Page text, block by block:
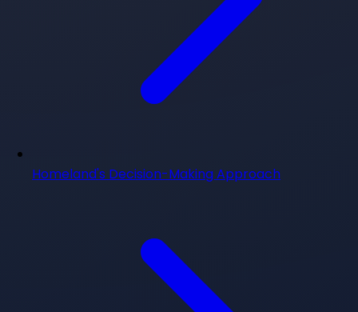
Homeland's Decision-Making Approach